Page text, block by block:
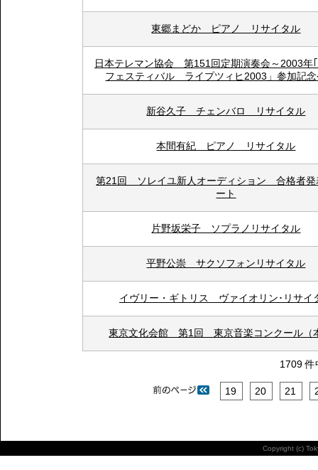
東郷まどか ピアノ リサイタル
日本テレマン協会 第151回定期演奏会～2003
フェスティバル ライプツィヒ2003」参加記
新谷久子 チェンバロ リサイタル
本間有紀 ピアノ リサイタル
第21回 ソレイユ新人オーディション 合格者発
ート
片野坂栄子 ソプラノリサイタル
平野公崇 サクソフォンリサイタル
イヴリー・ギトリス ヴァイオリン･リサイ
東京文化会館 第1回 東京音楽コンクール（
1709
19 20 21
Copyright (c)